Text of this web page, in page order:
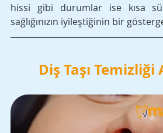
hissi gibi durumlar ise kısa
sağlığınızın iyileştiğinin bir
Diş Taşı Temizliği